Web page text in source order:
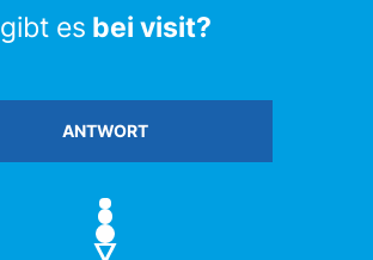
gibt es bei visit?
ANTWORT